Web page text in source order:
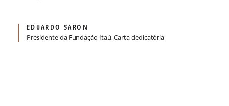
EDUARDO SARON
Presidente da Fundação Itaú, Carta dedicatória